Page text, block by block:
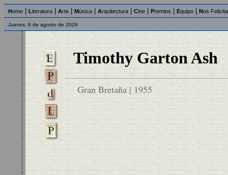
Home Literatura Arte Música Arquitectura Cine Premios Equipo Nos
Jueves, 6 de agosto de 2026
Timothy Garton Ash
Gran Bretaña | 1955